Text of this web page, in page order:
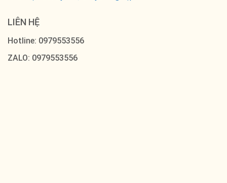
LIÊN HỆ
Hotline: 0979553556
ZALO: 0979553556